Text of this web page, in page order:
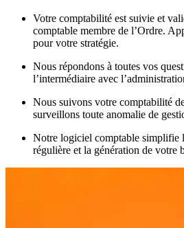
Votre comptabilité est suivie et
comptable membre de l’Ordre.
pour votre stratégie.
Nous répondons à toutes vos
l’intermédiaire avec
Nous suivons votre comptabilité
surveillons toute anomalie de
Notre logiciel comptable simplifie
régulière et la génération de votre